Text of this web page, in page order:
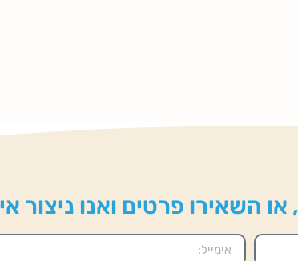
או השאירו פרטים ואנו ניצור